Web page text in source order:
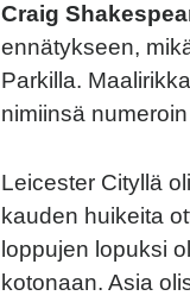
Craig
ennätykseen,
Parkilla.
nimiinsä
Leicester Cityllä
kauden huikeita
loppujen lopuksi
kotonaan. Asia